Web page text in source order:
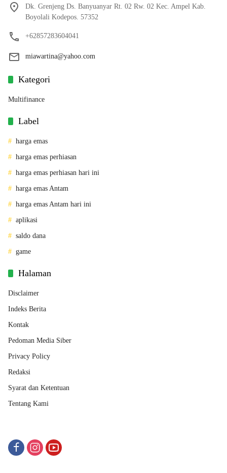
Dk. Grenjeng Ds. Banyuanyar Rt. 02 Rw. 02 Kec. Ampel Kab.
Boyolali Kodepos. 57352
+62857283604041
miawartina@yahoo.com
Kategori
Multifinance
Label
harga emas
harga emas perhiasan
harga emas perhiasan hari ini
harga emas Antam
harga emas Antam hari ini
aplikasi
saldo dana
game
Halaman
Disclaimer
Indeks Berita
Kontak
Pedoman Media Siber
Privacy Policy
Redaksi
Syarat dan Ketentuan
Tentang Kami